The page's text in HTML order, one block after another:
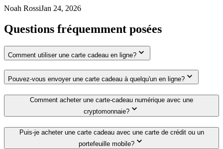
Noah RossiJan 24, 2026
Questions fréquemment posées
Comment utiliser une carte cadeau en ligne?
Pouvez-vous envoyer une carte cadeau à quelqu'un en ligne?
Comment acheter une carte-cadeau numérique avec une
cryptomonnaie?
Puis-je acheter une carte cadeau avec une carte de crédit ou un
portefeuille mobile?